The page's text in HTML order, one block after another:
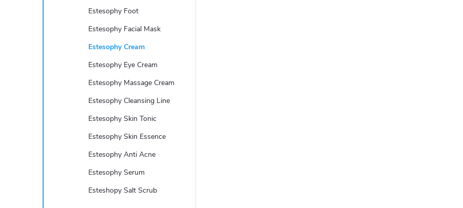
Estesophy Foot
Estesophy Facial Mask
Estesophy Cream
Estesophy Eye Cream
Estesophy Massage Cream
Estesophy Cleansing Line
Estesophy Skin Tonic
Estesophy Skin Essence
Estesophy Anti Acne
Estesophy Serum
Esteshopy Salt Scrub